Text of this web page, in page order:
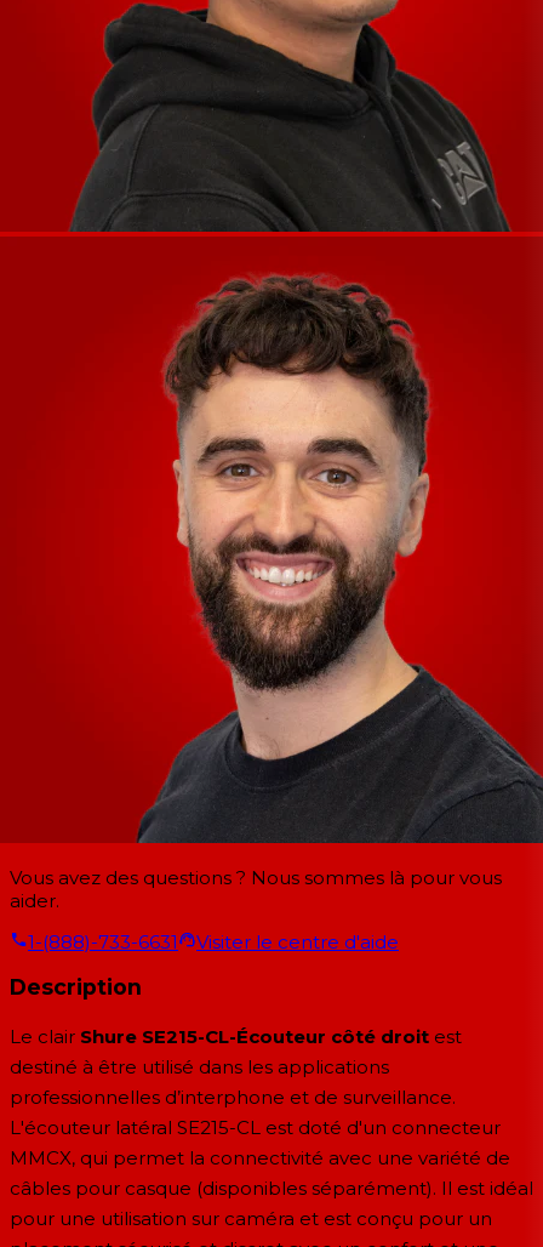
Vous avez des questions ? Nous sommes là pour vous
aider.
1-(888)-733-6631
Visiter le centre d'aide
Description
Le clair Shure SE215-CL-Écouteur côté droit est
destiné à être utilisé dans les applications
professionnelles d’interphone et de surveillance.
L'écouteur latéral SE215-CL est doté d'un connecteur
MMCX, qui permet la connectivité avec une variété de
câbles pour casque (disponibles séparément). Il est idéal
pour une utilisation sur caméra et est conçu pour un